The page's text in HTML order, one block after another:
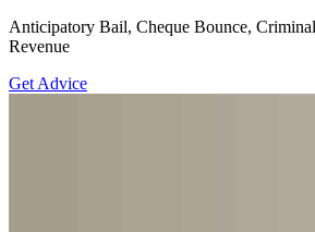
Anticipatory Bail, Cheque Bounce,
Revenue
Get Advice